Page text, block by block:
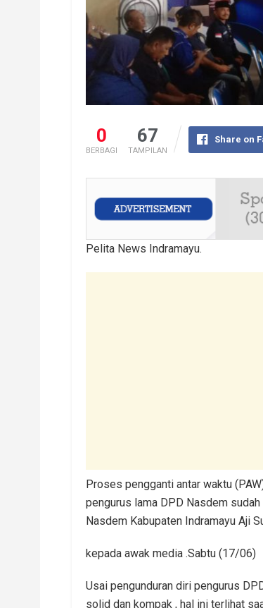
0
BERBAGI
67
TAMPILAN
Share on
Pelita News Indramayu.
Proses pengganti antar waktu
pengurus lama DPD Nasdem
Nasdem Kabupaten Indramayu Aji
kepada awak media .Sabtu (17/06)
Usai pengunduran diri pengurus
solid dan kompak , hal ini terlihat